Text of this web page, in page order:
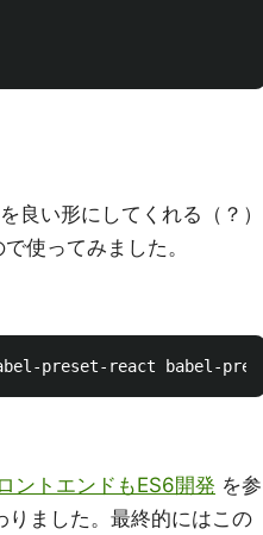
良い形にしてくれる（？）
使ってみました。
トエンドもES6開発 を参
ました。最終的にはこの